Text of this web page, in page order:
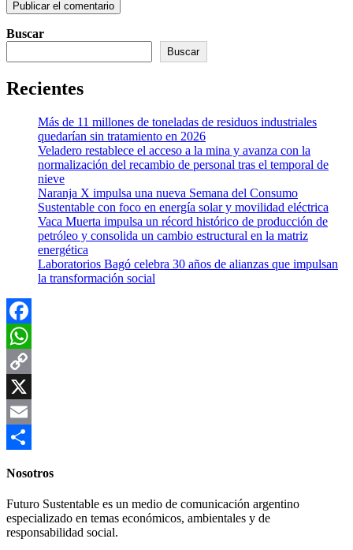
Buscar
Buscar
Recientes
Más de 11 millones de toneladas de residuos industriales
quedarían sin tratamiento en 2026
Veladero restablece el acceso a la mina y avanza con la
normalización del recambio de personal tras el temporal de
nieve
Naranja X impulsa una nueva Semana del Consumo
Sustentable con foco en energía solar y movilidad eléctrica
Vaca Muerta impulsa un récord histórico de producción de
petróleo y consolida un cambio estructural en la matriz
energética
Laboratorios Bagó celebra 30 años de alianzas que impulsan
la transformación social
Facebook
WhatsApp
Copy
Link
X
Email
Nosotros
Futuro Sustentable es un medio de comunicación argentino
especializado en temas económicos, ambientales y de
responsabilidad social.